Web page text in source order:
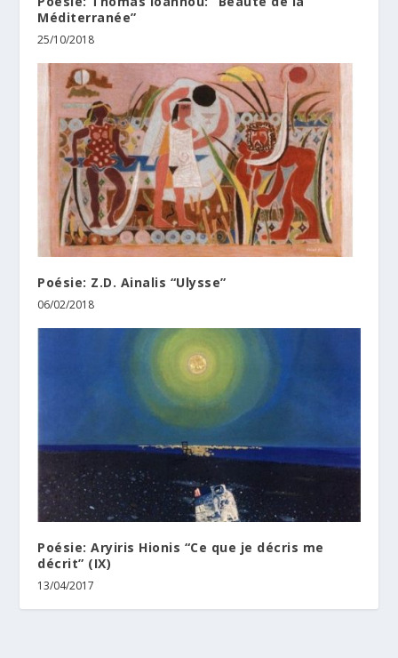
Méditerranée”
25/10/2018
Poésie: Z.D. Ainalis “Ulysse”
06/02/2018
Poésie: Aryiris Hionis “Ce que je décris me
décrit” (IX)
13/04/2017